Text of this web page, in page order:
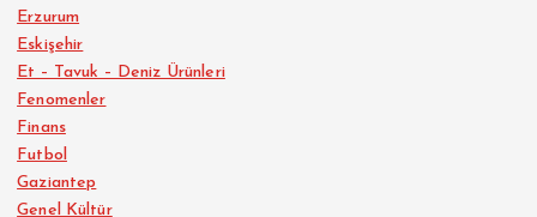
Erzurum
Eskişehir
Et – Tavuk – Deniz Ürünleri
Fenomenler
Finans
Futbol
Gaziantep
Genel Kültür